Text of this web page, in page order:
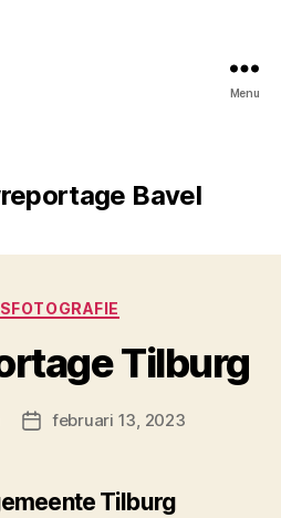
Menu
Bavel
Categorieën
Tilburg
Berichtdatum
februari 13, 2023
Tilburg